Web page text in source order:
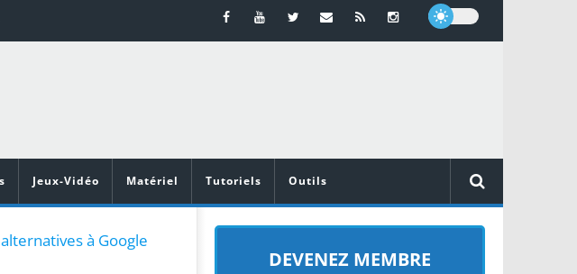
Jeux-Vidéo Matériel Tutoriels Outils
à Google
DEVENEZ MEMBRE